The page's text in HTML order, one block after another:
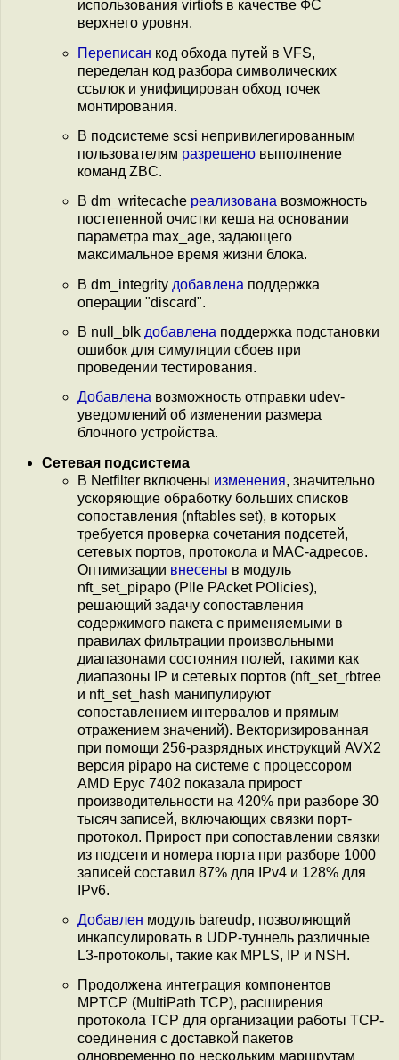
использования virtiofs в качестве ФС
верхнего уровня.
Переписан код обхода путей в VFS,
переделан код разбора символических
ссылок и унифицирован обход точек
монтирования.
В подсистеме scsi непривилегированным
пользователям разрешено выполнение
команд ZBC.
В dm_writecache реализована возможность
постепенной очистки кеша на основании
параметра max_age, задающего
максимальное время жизни блока.
В dm_integrity добавлена поддержка
операции "discard".
В null_blk добавлена поддержка подстановки
ошибок для симуляции сбоев при
проведении тестирования.
Добавлена возможность отправки udev-
уведомлений об изменении размера
блочного устройства.
Сетевая подсистема
В Netfilter включены изменения, значительно
ускоряющие обработку больших списков
сопоставления (nftables set), в которых
требуется проверка сочетания подсетей,
сетевых портов, протокола и MAC-адресов.
Оптимизации внесены в модуль
nft_set_pipapo (PIle PAcket POlicies),
решающий задачу сопоставления
содержимого пакета с применяемыми в
правилах фильтрации произвольными
диапазонами состояния полей, такими как
диапазоны IP и сетевых портов (nft_set_rbtree
и nft_set_hash манипулируют
сопоставлением интервалов и прямым
отражением значений). Векторизированная
при помощи 256-разрядных инструкций AVX2
верcия pipapo на системе с процессором
AMD Epyc 7402 показала прирост
производительности на 420% при разборе 30
тысяч записей, включающих связки порт-
протокол. Прирост при сопоставлении связки
из подсети и номера порта при разборе 1000
записей составил 87% для IPv4 и 128% для
IPv6.
Добавлен модуль bareudp, позволяющий
инкапсулировать в UDP-туннель различные
L3-протоколы, такие как MPLS, IP и NSH.
Продолжена интеграция компонентов
MPTCP (MultiPath TCP), расширения
протокола TCP для организации работы TCP-
соединения с доставкой пакетов
одновременно по нескольким маршрутам